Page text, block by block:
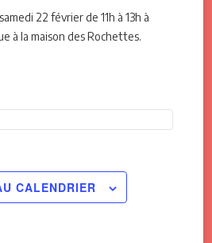
22 février de 11h à 13h à
à la maison des Rochettes.
CALENDRIER